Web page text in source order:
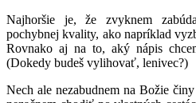
Najhoršie je, že zvyknem
pochybnej kvality, ako napríklad
Rovnako aj na to, aký nápis
(Dokedy budeš vylihovať, lenivec?)
Nech ale nezabudnem na Božie